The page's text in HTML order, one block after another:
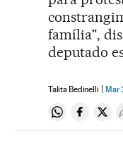
família",
deputado
Talita Bedinelli Mar
Compartir